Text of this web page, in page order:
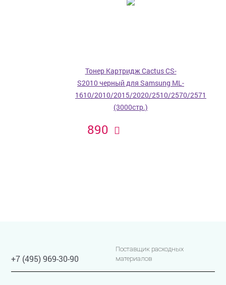
Тонер Картридж Cactus CS-
S2010 черный для Samsung ML-
1610/2010/2015/2020/2510/2570/2571
(3000стр.)
890
+7 (495) 969-30-90
Поставщик расходных
материалов